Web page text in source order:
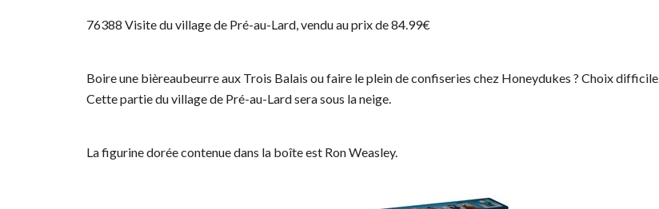
76388 Visite du village de Pré-au-Lard, vendu au prix de 84.99€
Boire une bièreaubeurre aux Trois Balais ou faire le plein de confiseries chez Honeydukes ? Choix difficile.
Cette partie du village de Pré-au-Lard sera sous la neige.
La figurine dorée contenue dans la boîte est Ron Weasley.